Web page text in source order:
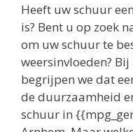
Heeft uw schuur
is? Bent u op zoek
om uw schuur te
weersinvloeden?
begrijpen we dat
de duurzaamheid
schuur in